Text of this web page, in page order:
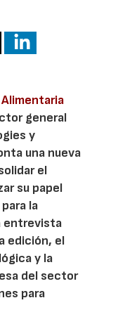
Alimentaria
general
y
una nueva
el
su papel
la
entrevista
edición, el
y la
del sector
para